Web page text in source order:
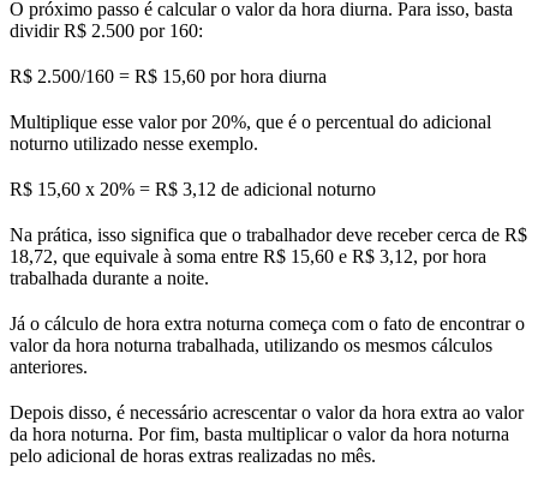
O próximo passo é calcular o valor da hora diurna. Para isso, basta
dividir R$ 2.500 por 160:
R$ 2.500/160 = R$ 15,60 por hora diurna
Multiplique esse valor por 20%, que é o percentual do adicional
noturno utilizado nesse exemplo.
R$ 15,60 x 20% = R$ 3,12 de adicional noturno
Na prática, isso significa que o trabalhador deve receber cerca de R$
18,72, que equivale à soma entre R$ 15,60 e R$ 3,12, por hora
trabalhada durante a noite.
Já o cálculo de hora extra noturna começa com o fato de encontrar o
valor da hora noturna trabalhada, utilizando os mesmos cálculos
anteriores.
Depois disso, é necessário acrescentar o valor da hora extra ao valor
da hora noturna. Por fim, basta multiplicar o valor da hora noturna
pelo adicional de horas extras realizadas no mês.